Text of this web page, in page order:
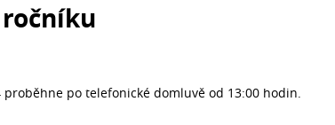
po telefonické domluvě od 13:00 hodin.